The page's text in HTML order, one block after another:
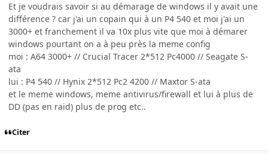
Et je voudrais savoir si au démarage de windows il y avait une
différence ? car j'ai un copain qui à un P4 540 et moi j'ai un
3000+ et franchement il va 10x plus vite que moi à démarer
windows pourtant on a à peu près la meme config
moi : A64 3000+ // Crucial Tracer 2*512 Pc4000 // Seagate S-
ata
lui : P4 540 // Hynix 2*512 Pc2 4200 // Maxtor S-ata
et le meme windows, meme antivirus/firewall et lui à plus de
DD (pas en raid) plus de prog etc..
Citer